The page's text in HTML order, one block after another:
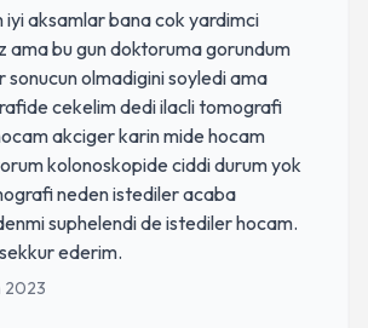
iyi aksamlar bana cok yardimci
ama bu gun doktoruma gorundum
sonucun olmadigini soyledi ama
cekelim dedi ilacli tomografi
akciger karin mide hocam
kolonoskopide ciddi durum yok
neden istediler acaba
suphelendi de istediler hocam.
ederim.
2023